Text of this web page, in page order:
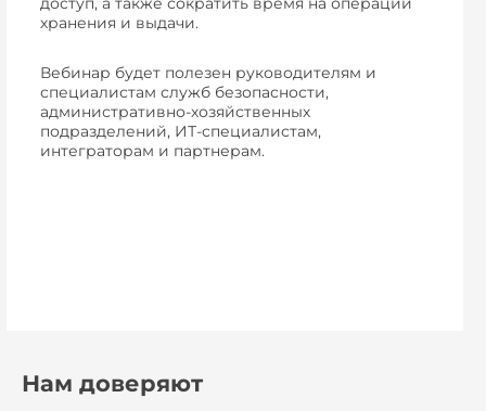
хранения и выдачи.
Вебинар будет полезен руководителям и
специалистам служб безопасности,
административно-хозяйственных
подразделений, ИТ-специалистам,
интеграторам и партнерам.
Нам доверяют